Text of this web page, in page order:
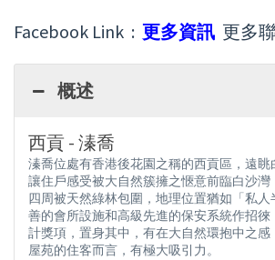
Facebook Link : 更多資訊 更多
概述
西貢 - 溱喬
溱喬位處有香港後花園之稱的西貢區，遠眺
讓住戶感受被大自然簇擁之愜意前臨白沙灣
四周被天然綠林包圍，地理位置猶如「私
善的會所設施和高級先進的保安系統作招徠
計獎項，置身其中，有在大自然環抱中之
屋苑的住客而言，有極大吸引力。